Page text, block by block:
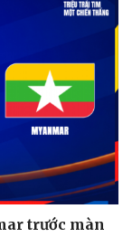
trước màn